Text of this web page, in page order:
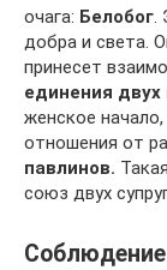
очага: Белобог.
добра и света.
принесет
единения двух
женское
отношения от
павлинов.
союз двух
Соблюдение